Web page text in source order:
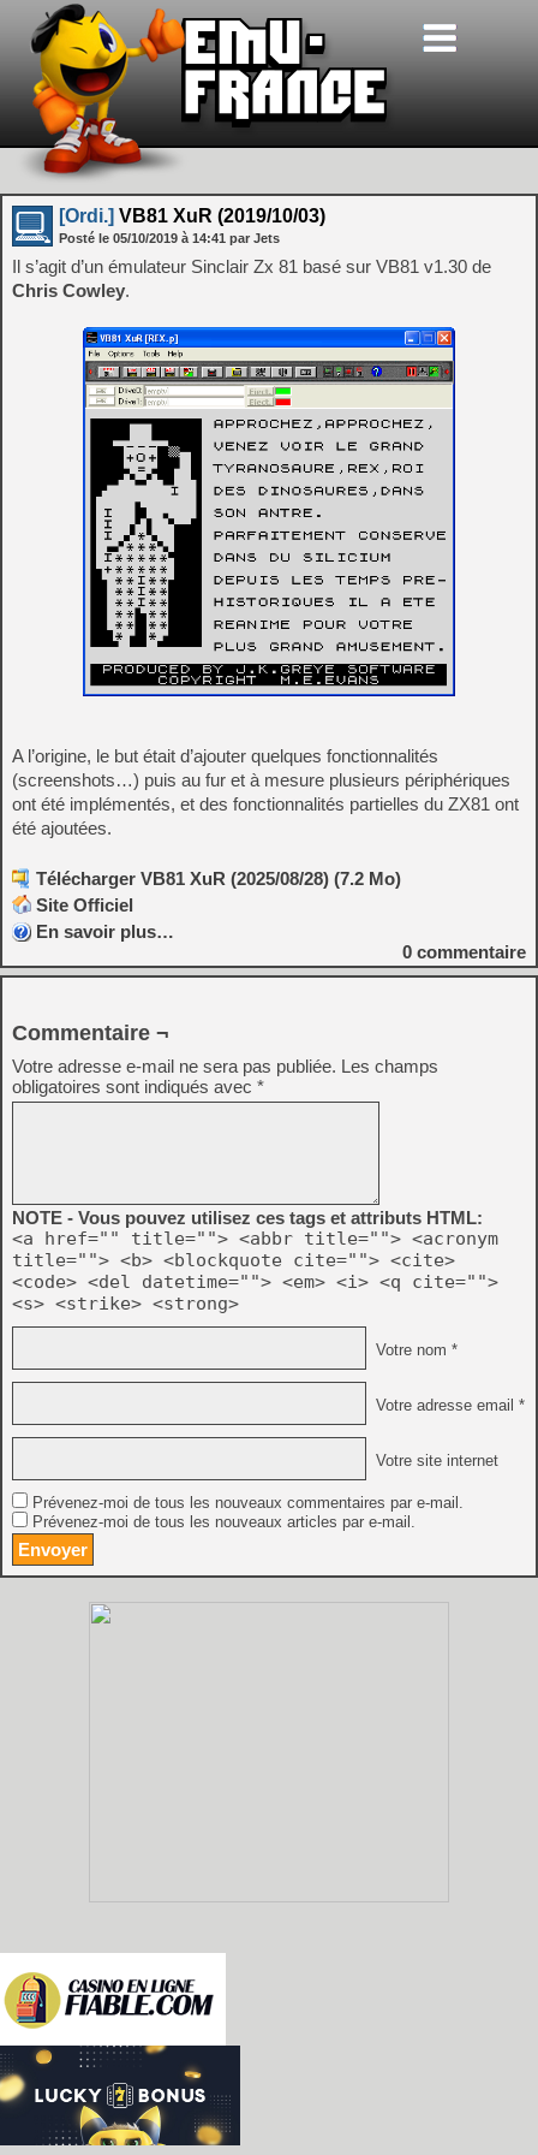
[Ordi.] VB81 XuR (2019/10/03)
Posté le 05/10/2019 à 14:41 par Jets
Il s’agit d’un émulateur Sinclair Zx 81 basé sur VB81 v1.30 de
Chris Cowley.
A l’origine, le but était d’ajouter quelques fonctionnalités
(screenshots…) puis au fur et à mesure plusieurs périphériques
ont été implémentés, et des fonctionnalités partielles du ZX81 ont
été ajoutées.
Télécharger VB81 XuR (2025/08/28) (7.2 Mo)
Site Officiel
En savoir plus…
0 commentaire
Commentaire ¬
Votre adresse e-mail ne sera pas publiée. Les champs
obligatoires sont indiqués avec *
NOTE - Vous pouvez utilisez ces tags et attributs HTML:
<a href="" title=""> <abbr title=""> <acronym
title=""> <b> <blockquote cite=""> <cite>
<code> <del datetime=""> <em> <i> <q cite="">
<s> <strike> <strong>
Votre nom *
Votre adresse email *
Votre site internet
Prévenez-moi de tous les nouveaux commentaires par e-mail.
Prévenez-moi de tous les nouveaux articles par e-mail.